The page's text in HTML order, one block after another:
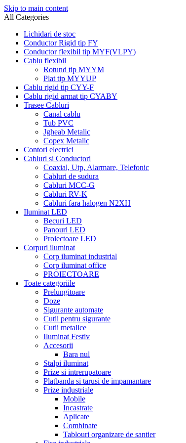
Skip to main content
All Categories
Lichidari de stoc
Conductor Rigid tip FY
Conductor flexibil tip MYF(VLPY)
Cablu flexibil
Rotund tip MYYM
Plat tip MYYUP
Cablu rigid tip CYY-F
Cablu rigid armat tip CYABY
Trasee Cabluri
Canal cablu
Tub PVC
Jgheab Metalic
Copex Metalic
Contori electrici
Cabluri si Conductori
Coaxial, Utp, Alarmare, Telefonic
Cabluri de sudura
Cabluri MCC-G
Cabluri RV-K
Cabluri fara halogen N2XH
Iluminat LED
Becuri LED
Panouri LED
Proiectoare LED
Corpuri iluminat
Corp iluminat industrial
Corp iluminat office
PROIECTOARE
Toate categoriile
Prelungitoare
Doze
Sigurante automate
Cutii pentru sigurante
Cutii metalice
Iluminat Festiv
Accesorii
Bara nul
Stalpi iluminat
Prize si intrerupatoare
Platbanda si tarusi de impamantare
Prize industriale
Mobile
Incastrate
Aplicate
Combinate
Tablouri organizare de santier